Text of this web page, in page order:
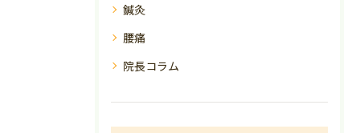
鍼灸
腰痛
院長コラム